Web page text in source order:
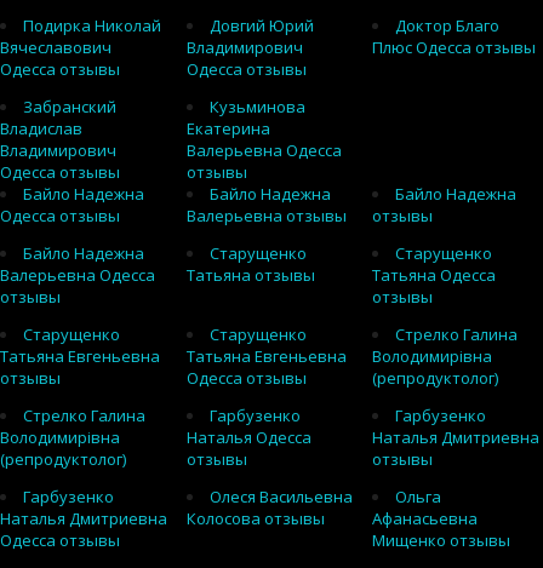
Подирка Николай
Вячеславович
Одесса отзывы
Довгий Юрий
Владимирович
Одесса отзывы
Доктор Благо
Плюс Одесса отзывы
Забранский
Владислав
Владимирович
Одесса отзывы
Кузьминова
Екатерина
Валерьевна Одесса
отзывы
Байло Надежна
Одесса отзывы
Байло Надежна
Валерьевна отзывы
Байло Надежна
отзывы
Байло Надежна
Валерьевна Одесса
отзывы
Старущенко
Татьяна отзывы
Старущенко
Татьяна Одесса
отзывы
Старущенко
Татьяна Евгеньевна
отзывы
Старущенко
Татьяна Евгеньевна
Одесса отзывы
Стрелко Галина
Володимирівна
(репродуктолог)
Стрелко Галина
Володимирівна
(репродуктолог)
Гарбузенко
Наталья Одесса
отзывы
Гарбузенко
Наталья Дмитриевна
отзывы
Гарбузенко
Наталья Дмитриевна
Одесса отзывы
Олеся Васильевна
Колосова отзывы
Ольга
Афанасьевна
Мищенко отзывы